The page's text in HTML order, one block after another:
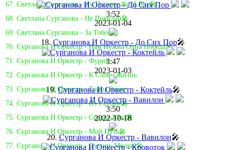
67. Светлана Сурганова - Ну Почему Же Я Вру🎤
68. Светлана Сурганова - Не Покидай🎤
69. Светлана Сурганова - За Тобой🎤
70. Сурганова И Оркестр - Нам Нужна Одна Победа🎤
71. Сурганова И Оркестр - Фурия
72. Сурганова И Оркестр - К Слову Жизнь
73. Сурганова И Оркестр - Тайна Зовет
74. Сурганова И Оркестр - Из Глубин🎤
75. Сурганова И Оркестр - Сердце Юла🎤
76. Сурганова И Оркестр - Мой Путь🎤
77. Сурганова И Оркестр - Путник Милый🎤
3:52
2023-01-04
18.Сурганова И Оркестр - До Сих Пор🎤
3:47
2023-01-03
19.Сурганова И Оркестр - Коктейль🎤
3:50
2022-10-18
20. Сурганова И Оркестр - Вавилон🎤